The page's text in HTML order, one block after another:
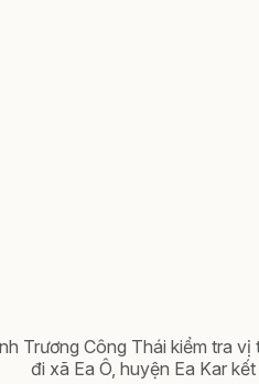
Trương Công Thái kiểm tra
đi xã Ea Ô, huyện Ea Kar